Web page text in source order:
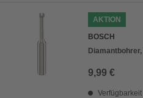
AKTION
BOSCH
9,99 €